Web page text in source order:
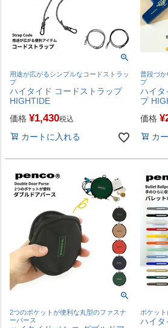
用途が広がるシンプルなコードストラッ
プ
ハイタイド コードストラップ
HIGHTIDE
価格 ¥1,430税込
カートに入れる
普段づ
プ
ハイタ
プ
価格 ¥
カ
2つのポケットが便利な丸型のファスナ
ーパース
ポケッ
ハイタ